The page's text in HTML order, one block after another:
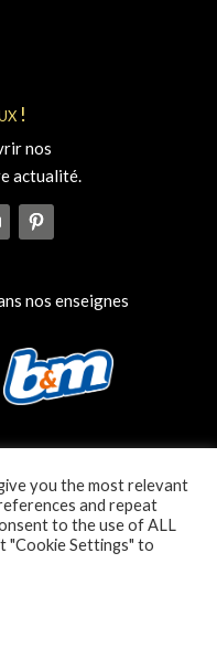
!
nos
actualité.
nos enseignes
you the most relevant
and repeat
to the use of ALL
"Cookie Settings" to